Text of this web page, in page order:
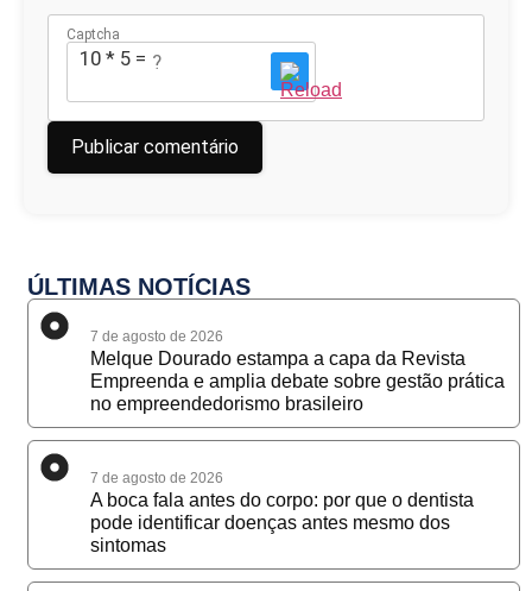
Captcha
10 * 5 = ?
ÚLTIMAS NOTÍCIAS
7 de agosto de 2026
Melque Dourado estampa a capa da Revista
Empreenda e amplia debate sobre gestão prática
no empreendedorismo brasileiro
7 de agosto de 2026
A boca fala antes do corpo: por que o dentista
pode identificar doenças antes mesmo dos
sintomas